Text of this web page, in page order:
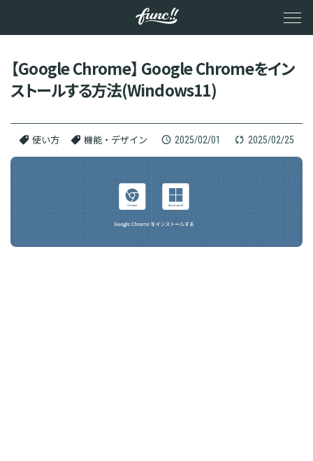
ン
【Google Chrome】 Google Chromeをイン
ストールする方法(Windows11)
使い方 機能・デザイン 2025/02/01 2025/02/25